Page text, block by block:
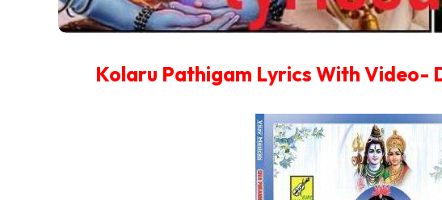
Kolaru Pathigam Lyrics With Video-